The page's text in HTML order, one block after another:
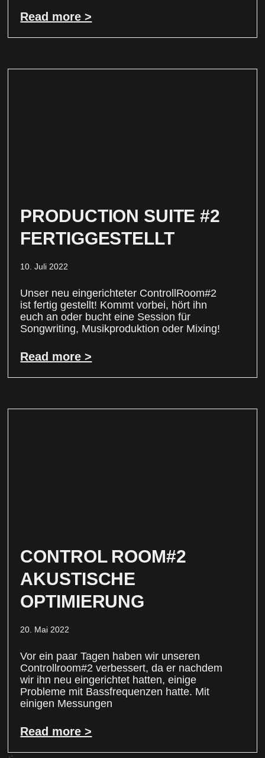
Read more >
PRODUCTION SUITE #2
FERTIGGESTELLT
10. Juli 2022
Unser neu eingerichteter ControllRoom#2
ist fertig gestellt! Kommt vorbei, hört ihn
euch an oder bucht eine Session für
Songwriting, Musikproduktion oder Mixing!
Read more >
CONTROL ROOM#2
AKUSTISCHE
OPTIMIERUNG
20. Mai 2022
Vor ein paar Tagen haben wir unseren
Controllroom#2 verbessert, da er nachdem
wir ihn neu eingerichtet hatten, einige
Probleme mit Bassfrequenzen hatte. Mit
einigen Messungen
Read more >